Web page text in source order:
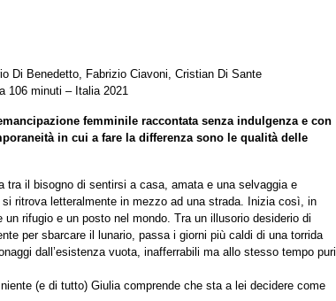
Di Benedetto, Fabrizio Ciavoni, Cristian Di Sante
106 minuti – Italia 2021
femminile raccontata senza indulgenza e con
in cui a fare la differenza sono le qualità delle
tra il bisogno di sentirsi a casa, amata e una selvaggia e
ritrova letteralmente in mezzo ad una strada. Inizia così, in
rifugio e un posto nel mondo. Tra un illusorio desiderio di
per sbarcare il lunario, passa i giorni più caldi di una torrida
dall’esistenza vuota, inafferrabili ma allo stesso tempo puri
(e di tutto) Giulia comprende che sta a lei decidere come